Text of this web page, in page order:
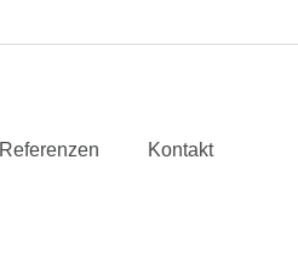
Referenzen Kontakt